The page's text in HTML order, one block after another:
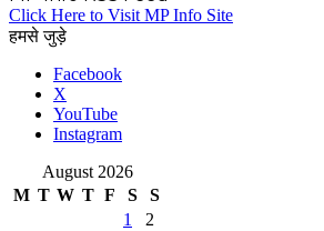
Click Here to Visit MP Info Site
हमसे जुड़े
Facebook
X
YouTube
Instagram
August 2026
M T W T F S
S
1
2